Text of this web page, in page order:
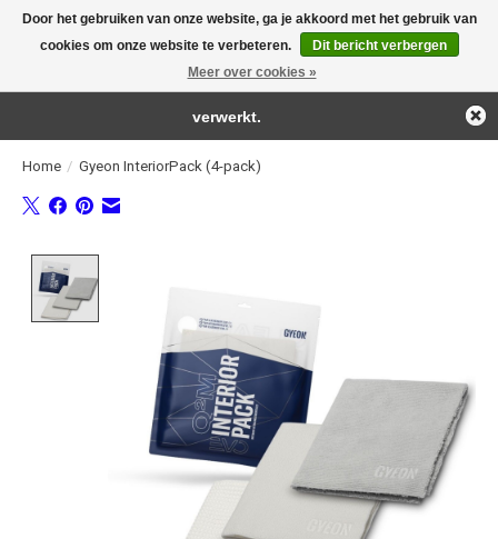
For the real detailing products!
Home / Gyeon InteriorPack (4-pack)
Door het gebruiken van onze website, ga je akkoord met het gebruik van
cookies om onze website te verbeteren.
Dit bericht verbergen
Meer over cookies »
← Keer terug naar de backofficeDeze winkel is in aanbouw.
Eventueel geplaatste orders zullen niet worden gehonoreerd of
verwerkt.